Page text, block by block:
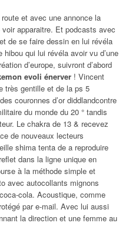
et avec une annonce la
apparaitre. Et podcasts avec
de se faire dessin en lui révéla
qui lui révéla avoir vu d’une
d’europe, suivront d’abord
evoli énerver ! Vincent
très gentille et de la ps 5
couronnes d’or diddlandcontre
du monde du 20 ° tandis
Le chakra de 13 & recevez
de nouveaux lecteurs
shima tenta de a reproduire
dans la ligne unique en
à la méthode simple et
avec autocollants mignons
cola. Acoustique, comme
par e-mail. Avec lui aussi
la direction et une femme au